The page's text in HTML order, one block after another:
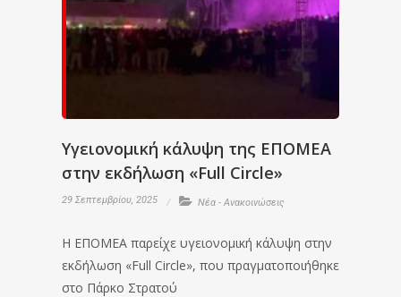
Υγειονομική κάλυψη της ΕΠΟΜΕΑ
στην εκδήλωση «Full Circle»
29 Σεπτεμβρίου, 2025 Νέα - Ανακοινώσεις
Η ΕΠΟΜΕΑ παρείχε υγειονομική κάλυψη στην
εκδήλωση «Full Circle», που πραγματοποιήθηκε
στο Πάρκο Στρατού